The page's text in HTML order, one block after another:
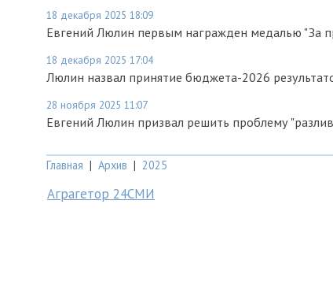
18 декабря 2025 18:09
Евгений Люлин первым награжден медалью "За
18 декабря 2025 17:04
Люлин назвал принятие бюджета-2026
28 ноября 2025 11:07
Евгений Люлин призвал решить проблему
Главная | Архив | 2025
Аграгетор 24СМИ